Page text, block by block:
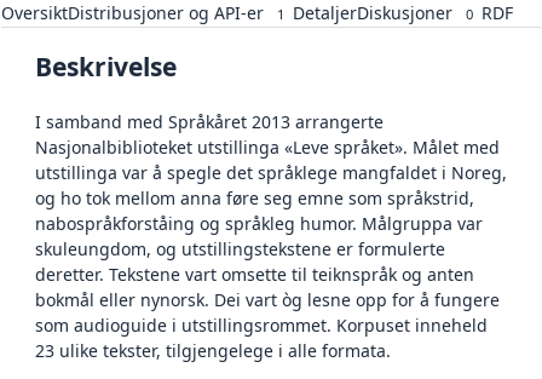
OversiktDistribusjoner og API-er 1 DetaljerDiskusjoner 0 RDF
Beskrivelse
I samband med Språkåret 2013 arrangerte
Nasjonalbiblioteket utstillinga «Leve språket». Målet med
utstillinga var å spegle det språklege mangfaldet i Noreg,
og ho tok mellom anna føre seg emne som språkstrid,
nabospråkforståing og språkleg humor. Målgruppa var
skuleungdom, og utstillingstekstene er formulerte
deretter. Tekstene vart omsette til teiknspråk og anten
bokmål eller nynorsk. Dei vart òg lesne opp for å fungere
som audioguide i utstillingsrommet. Korpuset inneheld
23 ulike tekster, tilgjengelege i alle formata.